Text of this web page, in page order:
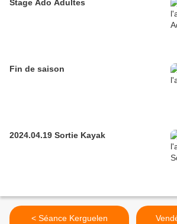
Stage Ado Adultes
Fin de saison
2024.04.19 Sortie Kayak
< Séance Kerguelen